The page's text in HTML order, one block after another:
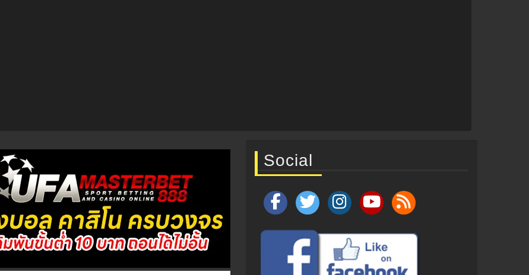
Social